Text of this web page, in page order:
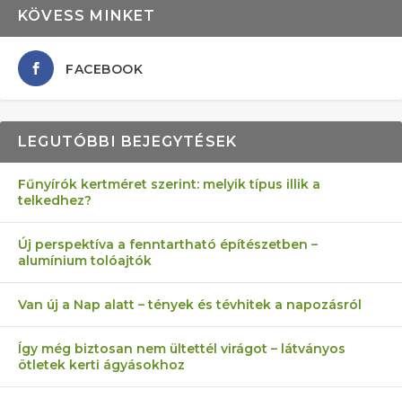
AZ ÖNELLÁTÁS 13 PONTJA
KEZDŐKNEK
6 LEGJOBB NÖVÉNY SZOMSZÉD
ELLEN
MÁRPEDIG A TŰZIJÁTÉK NEM MENŐ!
FÉLREÉRTETT KERTÉSZKEDÉS:
TÉRKŐ ÉS MURVA
AKI ELDOBÁLJA A CIGICSIKKEKET,
AZ EGY KÖ…
KÖVESS MINKET
FACEBOOK
LEGUTÓBBI BEJEGYTÉSEK
Fűnyírók kertméret szerint: melyik típus illik a
telkedhez?
Új perspektíva a fenntartható építészetben –
alumínium tolóajtók
Van új a Nap alatt – tények és tévhitek a napozásról
Így még biztosan nem ültettél virágot – látványos
ötletek kerti ágyásokhoz